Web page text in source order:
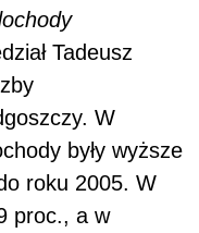
Tadeusz
W
były wyższe
roku 2005. W
proc., a w